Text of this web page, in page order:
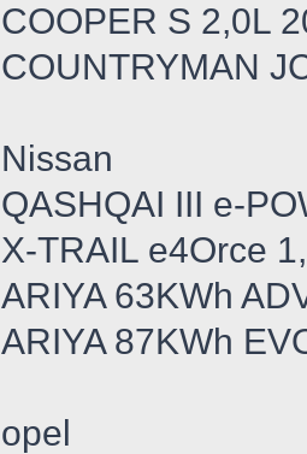
COOPER S 2,0L
COUNTRYMAN
Nissan
QASHQAI III e-
X-TRAIL e4Orce
ARIYA 63KWh
ARIYA 87KWh
opel